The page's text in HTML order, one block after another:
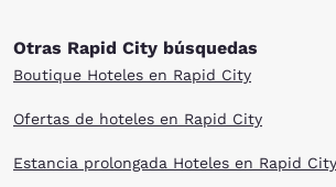
Otras Rapid City búsquedas
Boutique Hoteles en Rapid City
Ofertas de hoteles en Rapid City
Estancia prolongada Hoteles en Rapid City